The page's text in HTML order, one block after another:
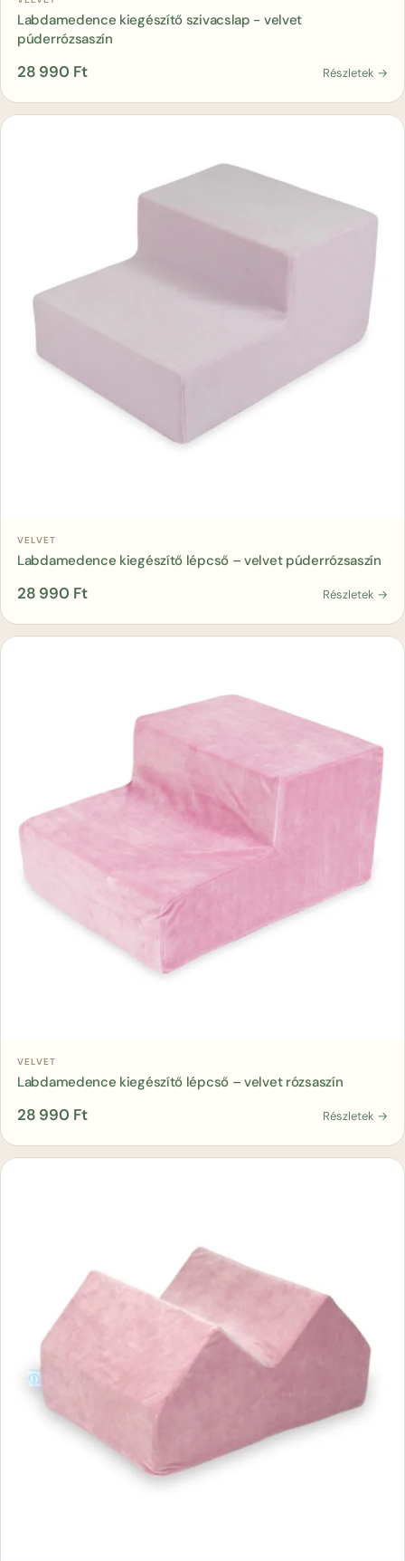
Labdamedence kiegészítő szivacslap - velvet
púderrózsaszín
28 990 Ft Részletek →
Kosárba
VELVET
Labdamedence kiegészítő lépcső – velvet púderrózsaszín
28 990 Ft Részletek →
Kosárba
VELVET
Labdamedence kiegészítő lépcső – velvet rózsaszín
28 990 Ft Részletek →